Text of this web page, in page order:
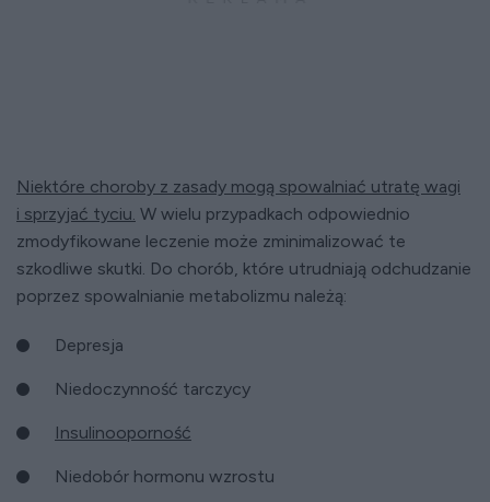
Niektóre choroby z zasady mogą spowalniać utratę wagi
i sprzyjać tyciu. W wielu przypadkach odpowiednio
zmodyfikowane leczenie może zminimalizować te
szkodliwe skutki. Do chorób, które utrudniają odchudzanie
poprzez spowalnianie metabolizmu należą:
Depresja
Niedoczynność tarczycy
Insulinooporność
Niedobór hormonu wzrostu